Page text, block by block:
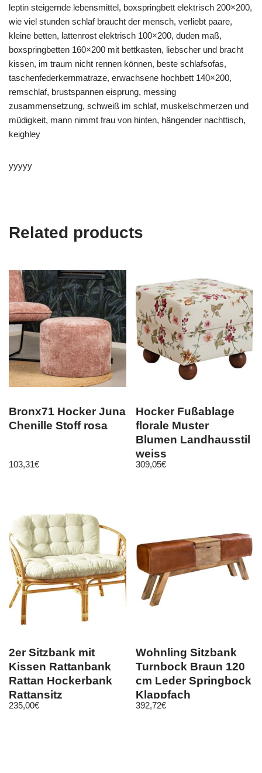
leptin steigernde lebensmittel, boxspringbett elektrisch 200×200,
wie viel stunden schlaf braucht der mensch, verliebt paare,
kleine betten, lattenrost elektrisch 100×200, duden maß,
boxspringbetten 160×200 mit bettkasten, liebscher und bracht
kissen, im traum nicht rennen können, beste schlafsofas,
taschenfederkernmatraze, erwachsene hochbett 140×200,
remschlaf, brustspannen eisprung, messing
zusammensetzung, schweiß im schlaf, muskelschmerzen und
müdigkeit, mann nimmt frau von hinten, hängender nachttisch,
keighley
yyyyy
Related products
Bronx71 Hocker Juna
Chenille Stoff rosa
103,31€
Hocker Fußablage
florale Muster
Blumen Landhausstil
weiss
309,05€
2er Sitzbank mit
Kissen Rattanbank
Rattan Hockerbank
Rattansitz
Rattansitzbank
235,00€
Wohnling Sitzbank
Turnbock Braun 120
cm Leder Springbock
Klappfach
Turnhocker
392,72€